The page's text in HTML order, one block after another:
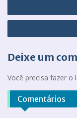
Deixe um
Você precisa fazer o
Comentários